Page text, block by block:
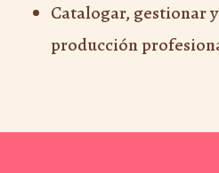
Catalogar, gestionar
producción